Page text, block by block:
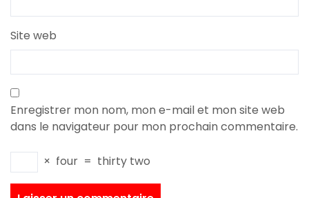
Site web
Enregistrer mon nom, mon e-mail et mon site web
dans le navigateur pour mon prochain commentaire.
× four = thirty two